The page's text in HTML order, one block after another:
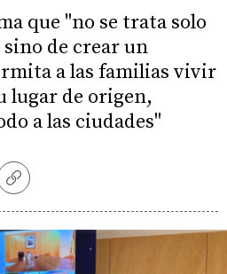
que "no se trata solo
de crear un
a las familias vivir
lugar de origen,
a las ciudades"
Copiar